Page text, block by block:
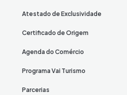
Atestado de Exclusividade
Certificado de Origem
Agenda do Comércio
Programa Vai Turismo
Parcerias